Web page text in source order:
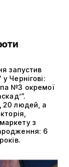
запустив
Чернігові:
№3 окремої
20 людей, а
з
6